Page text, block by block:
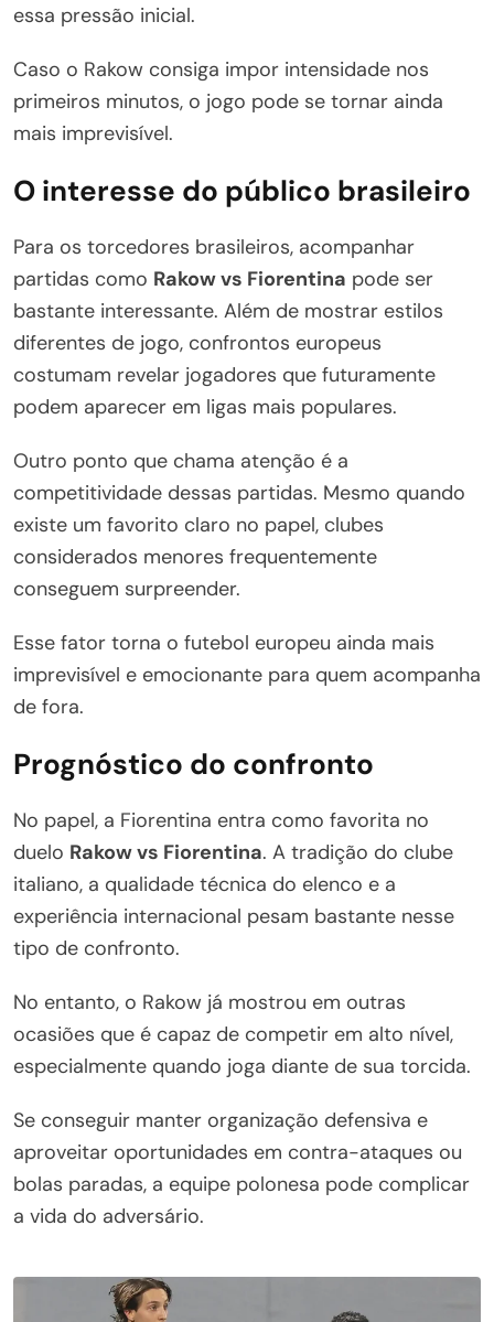
essa pressão inicial.
Caso o Rakow consiga impor intensidade nos
primeiros minutos, o jogo pode se tornar ainda
mais imprevisível.
O interesse do público brasileiro
Para os torcedores brasileiros, acompanhar
partidas como Rakow vs Fiorentina pode ser
bastante interessante. Além de mostrar estilos
diferentes de jogo, confrontos europeus
costumam revelar jogadores que futuramente
podem aparecer em ligas mais populares.
Outro ponto que chama atenção é a
competitividade dessas partidas. Mesmo quando
existe um favorito claro no papel, clubes
considerados menores frequentemente
conseguem surpreender.
Esse fator torna o futebol europeu ainda mais
imprevisível e emocionante para quem acompanha
de fora.
Prognóstico do confronto
No papel, a Fiorentina entra como favorita no
duelo Rakow vs Fiorentina. A tradição do clube
italiano, a qualidade técnica do elenco e a
experiência internacional pesam bastante nesse
tipo de confronto.
No entanto, o Rakow já mostrou em outras
ocasiões que é capaz de competir em alto nível,
especialmente quando joga diante de sua torcida.
Se conseguir manter organização defensiva e
aproveitar oportunidades em contra-ataques ou
bolas paradas, a equipe polonesa pode complicar
a vida do adversário.